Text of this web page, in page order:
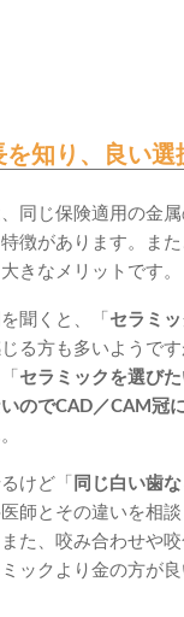
知り、良い選
同じ保険適用の金属
徴があります。ま
きなメリットです。
聞くと、「 セラミ
じる方も多いようで
セラミックを選び
のでCAD／CAM冠に
けど「 同じ白い歯
師とその違いを相
た、咬み合わせや咬
ックより金の方が